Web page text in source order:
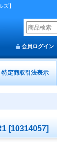
】
会員ログイン
特定商取引法表示
[10314057]